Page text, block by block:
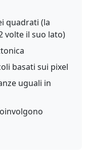
quadrati (la
volte il suo lato)
basati sui pixel
uguali in